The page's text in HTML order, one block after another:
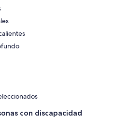
con discapacidad